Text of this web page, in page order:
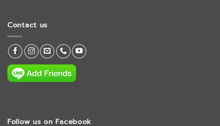
Contact us
Follow us on Facebook